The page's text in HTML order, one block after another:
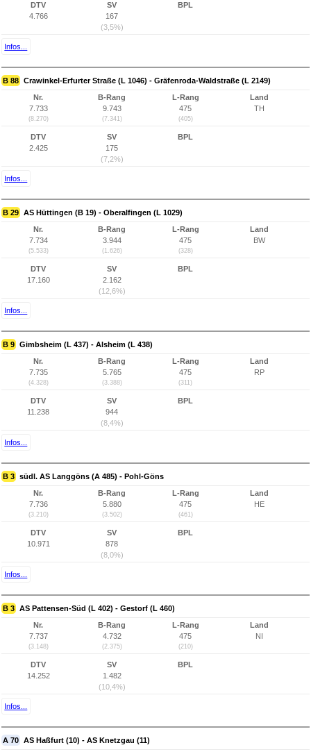
DTV
4.766
SV
167
(3,5%)
BPL
Infos...
B 88 Crawinkel-Erfurter Straße (L 1046) - Gräfenroda-Waldstraße (L 2149)
Nr.
7.733
(8.270)
B-Rang
9.743
(7.341)
L-Rang
475
(405)
Land
TH
DTV
2.425
SV
175
(7,2%)
BPL
Infos...
B 29 AS Hüttingen (B 19) - Oberalfingen (L 1029)
Nr.
7.734
(5.533)
B-Rang
3.944
(1.626)
L-Rang
475
(328)
Land
BW
DTV
17.160
SV
2.162
(12,6%)
BPL
Infos...
B 9 Gimbsheim (L 437) - Alsheim (L 438)
Nr.
7.735
(4.328)
B-Rang
5.765
(3.388)
L-Rang
475
(311)
Land
RP
DTV
11.238
SV
944
(8,4%)
BPL
Infos...
B 3 südl. AS Langgöns (A 485) - Pohl-Göns
Nr.
7.736
(3.210)
B-Rang
5.880
(3.502)
L-Rang
475
(461)
Land
HE
DTV
10.971
SV
878
(8,0%)
BPL
Infos...
B 3 AS Pattensen-Süd (L 402) - Gestorf (L 460)
Nr.
7.737
(3.148)
B-Rang
4.732
(2.375)
L-Rang
475
(210)
Land
NI
DTV
14.252
SV
1.482
(10,4%)
BPL
Infos...
A 70 AS Haßfurt (10) - AS Knetzgau (11)